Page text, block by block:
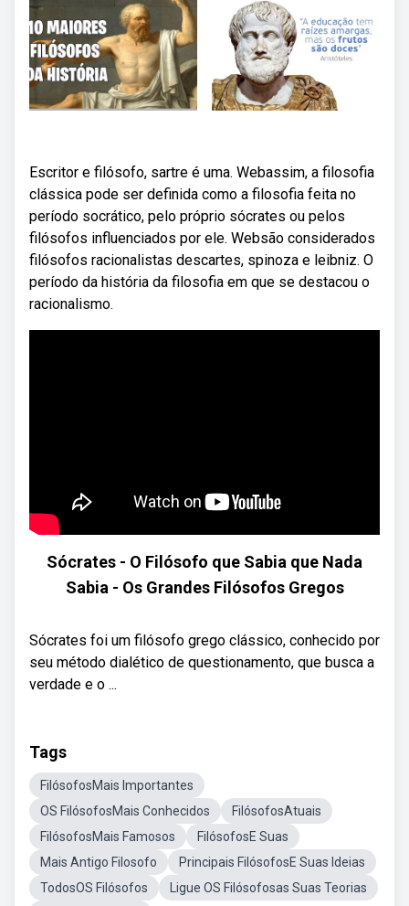
Escritor e filósofo, sartre é uma. Webassim, a filosofia
clássica pode ser definida como a filosofia feita no
período socrático, pelo próprio sócrates ou pelos
filósofos influenciados por ele. Websão considerados
filósofos racionalistas descartes, spinoza e leibniz. O
período da história da filosofia em que se destacou o
racionalismo.
Sócrates - O Filósofo que Sabia que Nada
Sabia - Os Grandes Filósofos Gregos
Sócrates foi um filósofo grego clássico, conhecido por
seu método dialético de questionamento, que busca a
verdade e o ...
Tags
FilósofosMais Importantes
OS FilósofosMais Conhecidos
FilósofosAtuais
FilósofosMais Famosos
FilósofosE Suas
Mais Antigo Filosofo
Principais FilósofosE Suas Ideias
TodosOS Filósofos
Ligue OS Filósofosas Suas Teorias